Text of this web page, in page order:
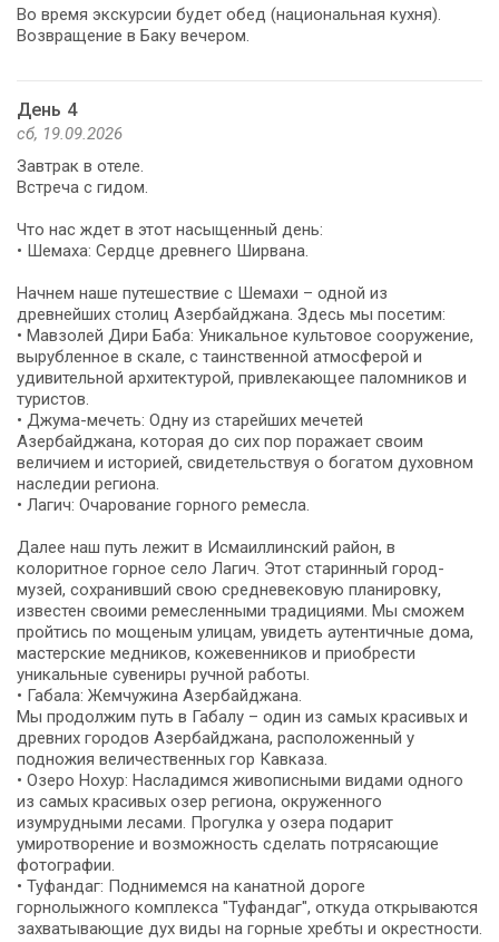
Во время экскурсии будет обед (национальная кухня).
День 4
сб, 19.09.2026
Завтрак в отеле.
Встреча с гидом.
Что нас ждет в этот насыщенный день:
• Шемаха: Сердце древнего Ширвана.
Начнем наше путешествие с Шемахи – одной из
древнейших столиц Азербайджана. Здесь мы посетим:
• Мавзолей Дири Баба: Уникальное культовое сооружение,
вырубленное в скале, с таинственной атмосферой и
удивительной архитектурой, привлекающее паломников и
туристов.
• Джума-мечеть: Одну из старейших мечетей
Азербайджана, которая до сих пор поражает своим
величием и историей, свидетельствуя о богатом духовном
наследии региона.
• Лагич: Очарование горного ремесла.
Далее наш путь лежит в Исмаиллинский район, в
колоритное горное село Лагич. Этот старинный город-
музей, сохранивший свою средневековую планировку,
известен своими ремесленными традициями. Мы сможем
пройтись по мощеным улицам, увидеть аутентичные дома,
мастерские медников, кожевенников и приобрести
уникальные сувениры ручной работы.
• Габала: Жемчужина Азербайджана.
Мы продолжим путь в Габалу – один из самых красивых и
древних городов Азербайджана, расположенный у
подножия величественных гор Кавказа.
• Озеро Нохур: Насладимся живописными видами одного
из самых красивых озер региона, окруженного
изумрудными лесами. Прогулка у озера подарит
умиротворение и возможность сделать потрясающие
фотографии.
• Туфандаг: Поднимемся на канатной дороге
горнолыжного комплекса "Туфандаг", откуда открываются
захватывающие дух виды на горные хребты и окрестности.